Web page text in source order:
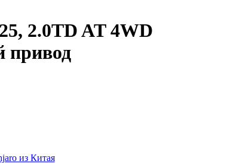
2.0TD AT 4WD
привод
из Китая